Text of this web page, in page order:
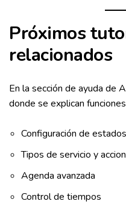
Próximos
relacionados
En la sección de ayuda de
donde se explican
Configuración de
Tipos de servicio y
Agenda avanzada
Control de tiempos